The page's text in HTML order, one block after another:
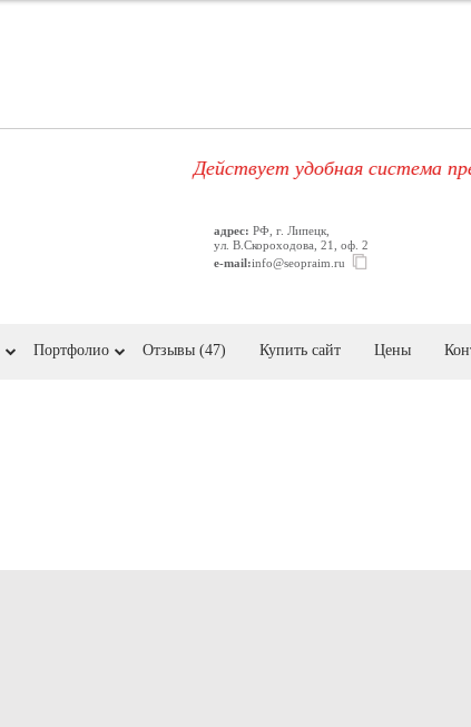
Действует удобная система
адрес: РФ, г. Липецк,
ул. В.Скороходова, 21, оф. 2
e-mail:info@seopraim.ru
Портфолио Отзывы (47) Купить сайт Цены